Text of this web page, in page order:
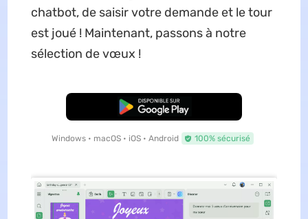
chatbot, de saisir votre demande et le tour
est joué ! Maintenant, passons à notre
sélection de vœux !
TÉLÉCHARGER
Windows • macOS • iOS • Android 100% sécurisé